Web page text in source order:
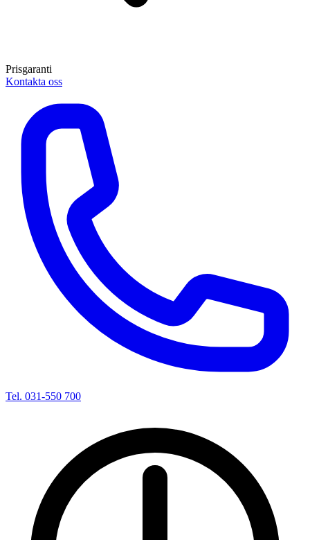
Prisgaranti
Kontakta oss
Tel. 031-550 700